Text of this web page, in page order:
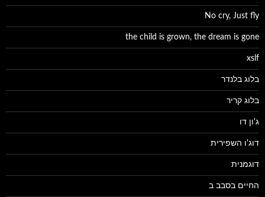
No cry, Just fly
the child is grown, the dream is gone
xslf
בלוג בלנדר
בלוג קריר
ג'ון דו
דוג'ו השפירית
דוגמנית
החיים בסבב ב